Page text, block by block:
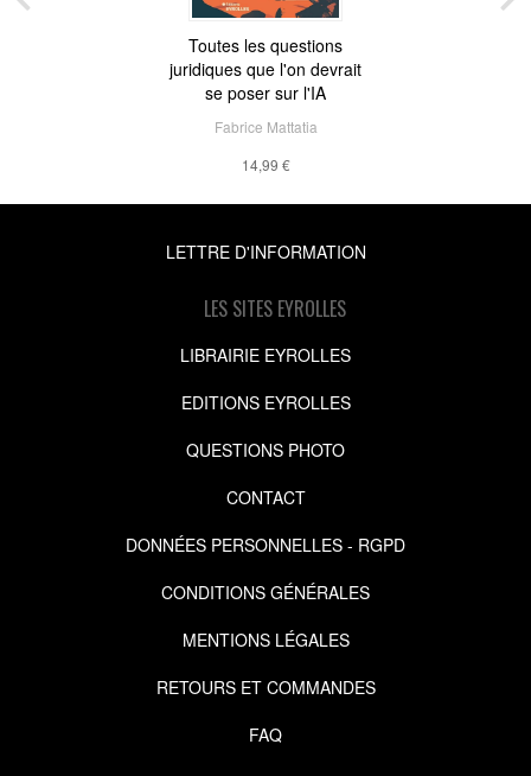
Toutes les questions
juridiques que l'on devrait
se poser sur l'IA
Fabrice Mattatia
14,99 €
LETTRE D'INFORMATION
LES SITES EYROLLES
LIBRAIRIE EYROLLES
EDITIONS EYROLLES
QUESTIONS PHOTO
CONTACT
DONNÉES PERSONNELLES - RGPD
CONDITIONS GÉNÉRALES
MENTIONS LÉGALES
RETOURS ET COMMANDES
FAQ